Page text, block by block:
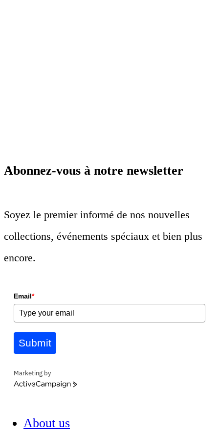
Abonnez-vous à notre newsletter
Soyez le premier informé de nos nouvelles
collections, événements spéciaux et bien plus
encore.
Email*
Submit
Marketing by
ActiveCampaign
About us